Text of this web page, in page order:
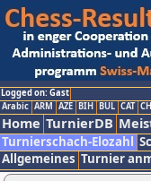
Logged on: Gast
Arabic ARM AZE BIH BUL CAT
Home TurnierDB
Turnierschach-Elozahl
Allgemeines Turnier